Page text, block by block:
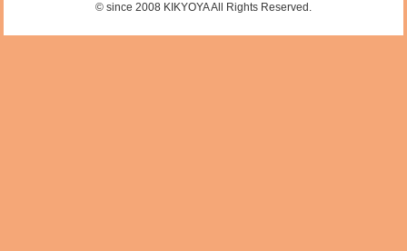
© since 2008 KIKYOYA All Rights Reserved.